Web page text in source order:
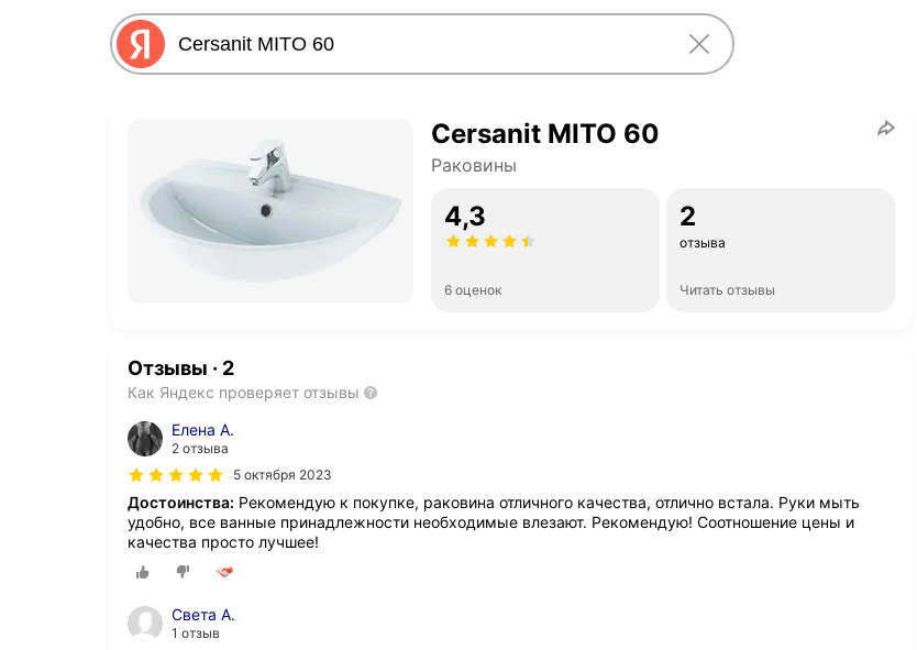
Cersanit MITO 60
Раковины
4,3
6 оценок
2
отзыва
Читать отзывы
Отзывы · 2
Как Яндекс проверяет отзывы
Елена А.
2 отзыва
5 октября 2023
Достоинства: Рекомендую к покупке, раковина отличного качества, отлично встала. Руки мыть
удобно, все ванные принадлежности необходимые влезают. Рекомендую! Соотношение цены и
качества просто лучшее!
Света А.
1 отзыв